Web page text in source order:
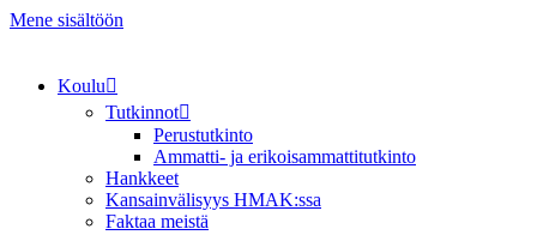
Mene sisältöön
Koulu
Tutkinnot
Perustutkinto
Ammatti- ja erikoisammattitutkinto
Hankkeet
Kansainvälisyys HMAK:ssa
Faktaa meistä